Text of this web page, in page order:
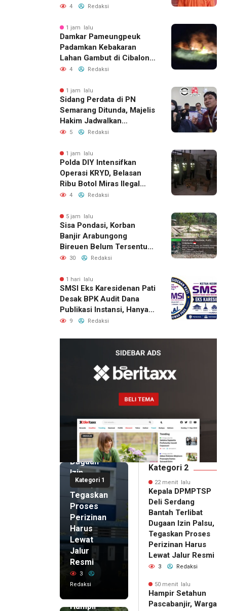
Ditangkap Polisi
4 Redaksi
1 jam lalu
Damkar Pameungpeuk
Padamkan Kebakaran
Lahan Gambut di Cibalong,
Permukiman Warga
4 Redaksi
1 jam lalu
Sidang Perdata di PN
Semarang Ditunda, Majelis
Hakim Jadwalkan
Pemanggilan Ulang BPR
5 Redaksi
1 jam lalu
Polda DIY Intensifkan
Operasi KRYD, Belasan
Ribu Botol Miras Ilegal
Berhasil Diamankan
4 Redaksi
5 jam lalu
Sisa Pondasi, Korban
Banjir Arabungong
Bireuen Belum Tersentuh
Bantuan Pascabencana
30 Redaksi
1 hari lalu
SMSI Eks Karesidenan Pati
Desak BPK Audit Dana
Publikasi Instansi, Hanya
untuk Perusahaan Pers
9 Redaksi
Kategori 1
22 menit
Deli
Serdang
Bantah
Terlibat
Dugaan
Izin
Palsu,
Tegaskan
Proses
Perizinan
Harus
Lewat
Jalur
Resmi
3
Redaksi
Hampir
Kategori 2
22 menit lalu
Kepala DPMPTSP
Deli Serdang
Bantah Terlibat
Dugaan Izin Palsu,
Tegaskan Proses
Perizinan Harus
Lewat Jalur Resmi
3 Redaksi
50 menit lalu
Hampir Setahun
Pascabanjir, Warga